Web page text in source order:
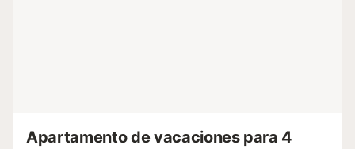
Apartamento de vacaciones para 4